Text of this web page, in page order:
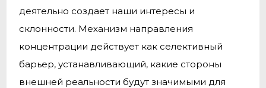
деятельно создает наши интересы и
склонности. Механизм направления
концентрации действует как селективный
барьер, устанавливающий, какие стороны
внешней реальности будут значимыми для